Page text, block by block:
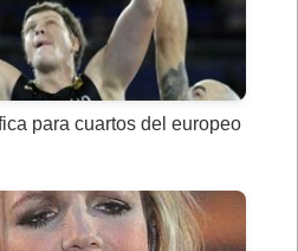
para cuartos del europeo